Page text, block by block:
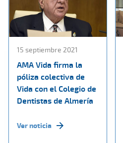
15 septiembre 2021
AMA Vida firma la
póliza colectiva de
Vida con el Colegio de
Dentistas de Almería
Ver noticia